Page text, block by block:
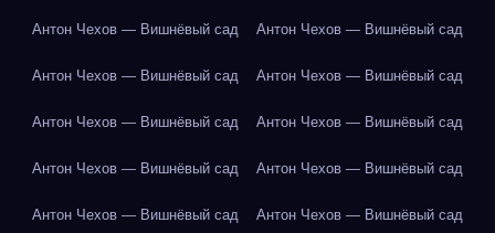
Антон Чехов — Вишнёвый сад Антон Чехов — Вишнёвый сад
Антон Чехов — Вишнёвый сад Антон Чехов — Вишнёвый сад
Антон Чехов — Вишнёвый сад Антон Чехов — Вишнёвый сад
Антон Чехов — Вишнёвый сад Антон Чехов — Вишнёвый сад
Антон Чехов — Вишнёвый сад Антон Чехов — Вишнёвый сад